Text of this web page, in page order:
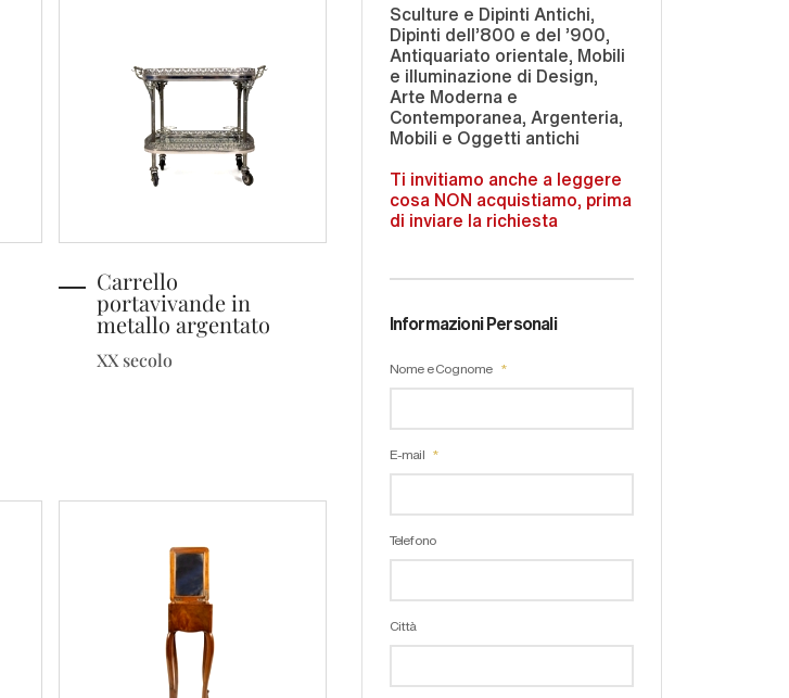
Carrello
portavivande in
metallo argentato
XX secolo
Sculture e Dipinti Antichi,
Dipinti dell'800 e del '900,
Antiquariato orientale, Mobili
e illuminazione di Design,
Arte Moderna e
Contemporanea, Argenteria,
Mobili e Oggetti antichi
Ti invitiamo anche a leggere
cosa NON acquistiamo, prima
di inviare la richiesta
Informazioni Personali
Nome e Cognome
E-mail
Telefono
Città